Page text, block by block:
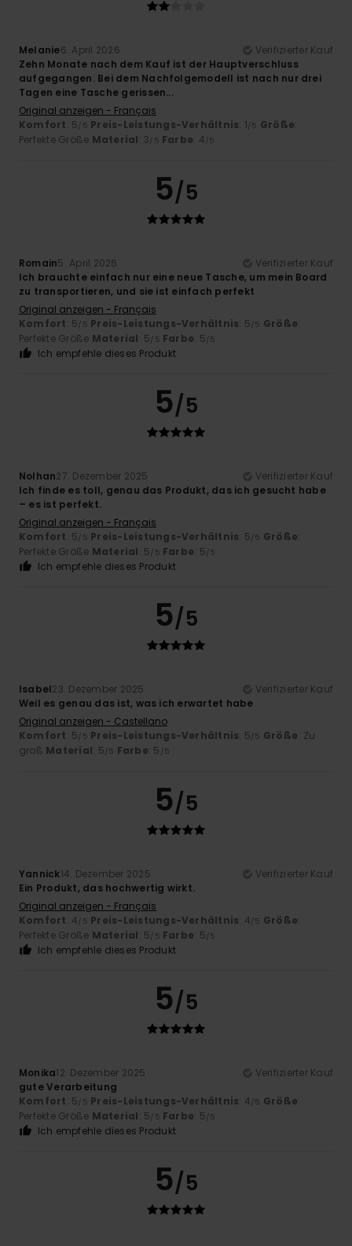
Melanie6. April 2026
Verifizierter Kauf
Zehn Monate nach dem Kauf ist der Hauptverschluss
aufgegangen. Bei dem Nachfolgemodell ist nach nur drei
Tagen eine Tasche gerissen...
Original anzeigen - Français
Komfort: 5/5 Preis-Leistungs-Verhältnis: 1/5 Größe:
Perfekte Größe Material: 3/5 Farbe: 4/5
5/5
Romain5. April 2026
Verifizierter Kauf
Ich brauchte einfach nur eine neue Tasche, um mein Board
zu transportieren, und sie ist einfach perfekt
Original anzeigen - Français
Komfort: 5/5 Preis-Leistungs-Verhältnis: 5/5 Größe:
Perfekte Größe Material: 5/5 Farbe: 5/5
Ich empfehle dieses Produkt
5/5
Nolhan27. Dezember 2025
Verifizierter Kauf
Ich finde es toll, genau das Produkt, das ich gesucht habe
– es ist perfekt.
Original anzeigen - Français
Komfort: 5/5 Preis-Leistungs-Verhältnis: 5/5 Größe:
Perfekte Größe Material: 5/5 Farbe: 5/5
Ich empfehle dieses Produkt
5/5
Isabel23. Dezember 2025
Verifizierter Kauf
Weil es genau das ist, was ich erwartet habe
Original anzeigen - Castellano
Komfort: 5/5 Preis-Leistungs-Verhältnis: 5/5 Größe: Zu
groß Material: 5/5 Farbe: 5 /5
5/5
Yannick14. Dezember 2025
Verifizierter Kauf
Ein Produkt, das hochwertig wirkt.
Original anzeigen - Français
Komfort: 4/5 Preis-Leistungs-Verhältnis: 4/5 Größe:
Perfekte Größe Material: 5/5 Farbe: 5/5
Ich empfehle dieses Produkt
5/5
Monika12. Dezember 2025
Verifizierter Kauf
gute Verarbeitung
Komfort: 5/5 Preis-Leistungs-Verhältnis: 4/5 Größe:
Perfekte Größe Material: 5/5 Farbe: 5/5
Ich empfehle dieses Produkt
5/5